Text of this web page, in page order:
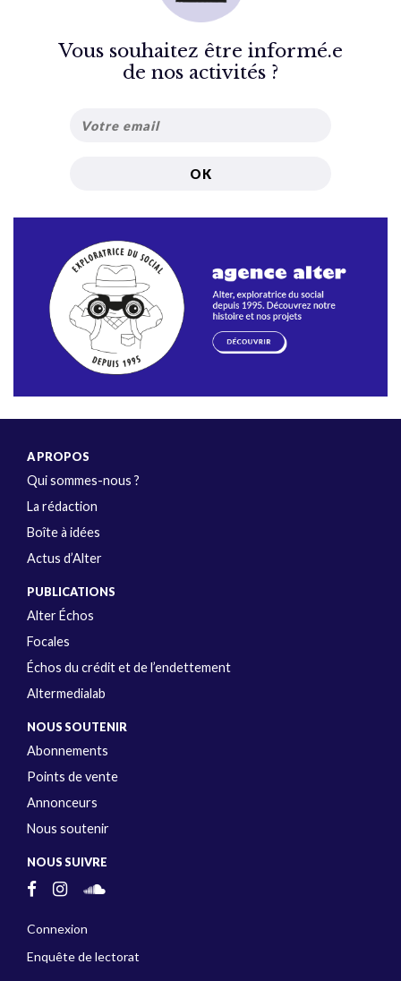
Vous souhaitez être informé.e
de nos activités ?
A PROPOS
Qui sommes-nous ?
La rédaction
Boîte à idées
Actus d’Alter
PUBLICATIONS
Alter Échos
Focales
Échos du crédit et de l’endettement
Altermedialab
NOUS SOUTENIR
Abonnements
Points de vente
Annonceurs
Nous soutenir
NOUS SUIVRE
Connexion
Enquête de lectorat